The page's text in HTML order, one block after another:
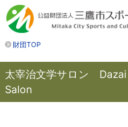
財団TOP
太宰治文学サロン
Salon